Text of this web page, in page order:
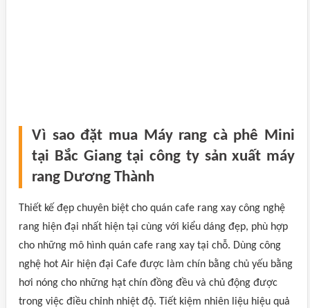
Vì sao đặt mua Máy rang cà phê Mini
tại Bắc Giang tại công ty sản xuất máy
rang Dương Thành
Thiết kế đẹp chuyên biệt cho quán cafe rang xay công nghệ
rang hiện đại nhất hiện tại cùng với kiểu dáng đẹp, phù hợp
cho những mô hình quán cafe rang xay tại chỗ. Dùng công
nghệ hot Air hiện đại Cafe được làm chín bằng chủ yếu bằng
hơi nóng cho những hạt chín đồng đều và chủ động được
trong việc điều chỉnh nhiệt độ. Tiết kiệm nhiên liệu hiệu quả